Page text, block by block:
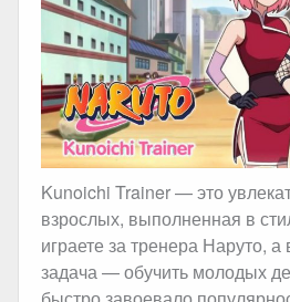
Kunoichi Trainer — это
взрослых, выполненная в
играете за тренера Наруто,
задача — обучить молодых